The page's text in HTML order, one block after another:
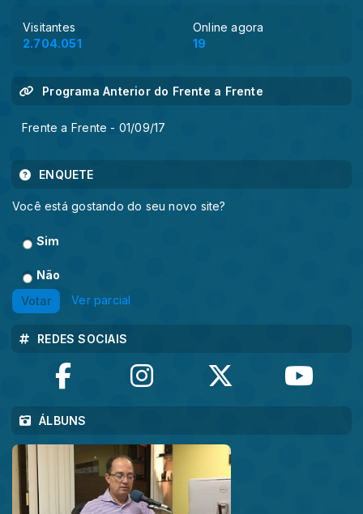
Visitantes
2.704.051
Online agora
19
Programa Anterior do Frente a Frente
Frente a Frente - 01/09/17
ENQUETE
Você está gostando do seu novo site?
Sim
Não
Votar
Ver parcial
REDES SOCIAIS
ÁLBUNS